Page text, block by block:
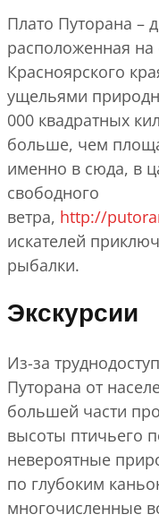
Плато Путорана –
расположенная на
Красноярского
ущельями
000 квадратных
больше, чем
именно в сюда, в
свободного
ветра, http://
искателей
рыбалки.
Экскурсии
Из-за
Путорана от
большей части
высоты птичьего
невероятные
по глубоким
многочисленные